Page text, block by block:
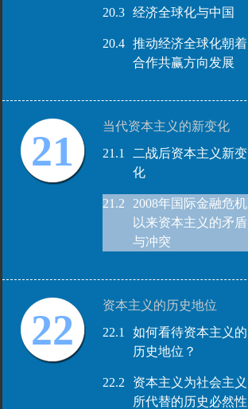
20.3 经济全球化与中国
20.4
推动经济全球化朝着
合作共赢方向发展
21
当代资本主义的新变化
21.1
二战后资本主义新变
化
21.2
2008年国际金融危机
以来资本主义的矛盾
与冲突
22
资本主义的历史地位
22.1
如何看待资本主义的
历史地位？
22.2
资本主义为社会主义
所代替的历史必然性